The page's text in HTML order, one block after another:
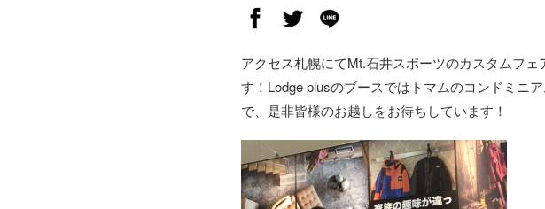
アクセス札幌にてMt.石井スポーツのカスタムフ
す！Lodge plusのブースではトマムのコンドミニ
で、是非皆様のお越しをお待ちしています！